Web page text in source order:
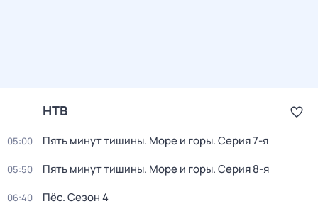
НТВ
05:00 Пять минут тишины. Море и горы. Серия 7-я
05:50 Пять минут тишины. Море и горы. Серия 8-я
06:40 Пёс. Сезон 4